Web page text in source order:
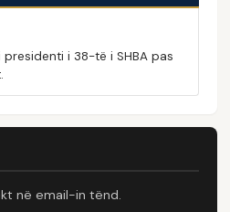
i 38-të i SHBA pas
në email-in tënd.